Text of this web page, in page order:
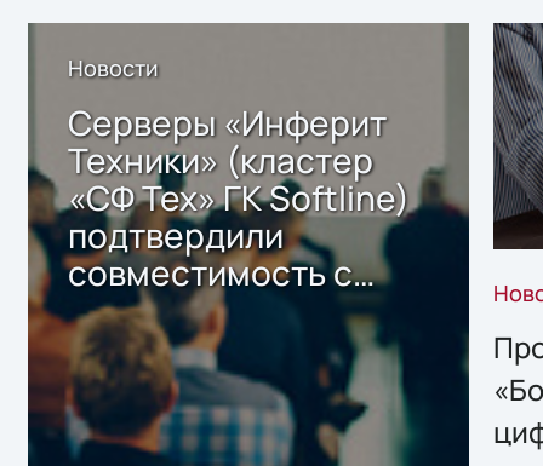
Новости
Серверы «Инферит
Техники» (кластер
«СФ Тех» ГК Softline)
подтвердили
совместимость с
решением Sharx
Storage 2.x для
хранения данных